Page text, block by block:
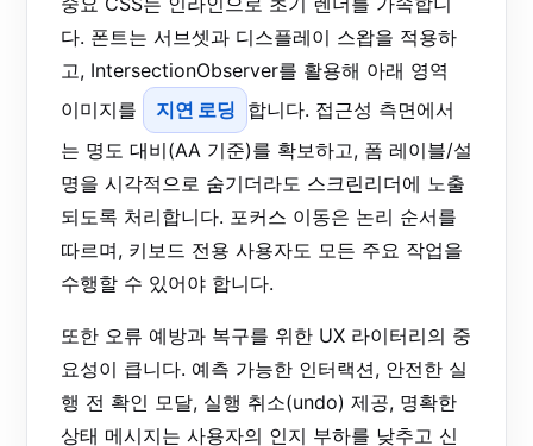
다. 폰트는 서브셋과 디스플레이 스왑을 적용하
고, IntersectionObserver를 활용해 아래 영역
이미지를
지연 로딩 합니다. 접근성 측면에서
는 명도 대비(AA 기준)를 확보하고, 폼 레이블/설
명을 시각적으로 숨기더라도 스크린리더에 노출
되도록 처리합니다. 포커스 이동은 논리 순서를
따르며, 키보드 전용 사용자도 모든 주요 작업을
수행할 수 있어야 합니다.
또한 오류 예방과 복구를 위한 UX 라이터리의 중
요성이 큽니다. 예측 가능한 인터랙션, 안전한 실
행 전 확인 모달, 실행 취소(undo) 제공, 명확한
상태 메시지는 사용자의 인지 부하를 낮추고 신